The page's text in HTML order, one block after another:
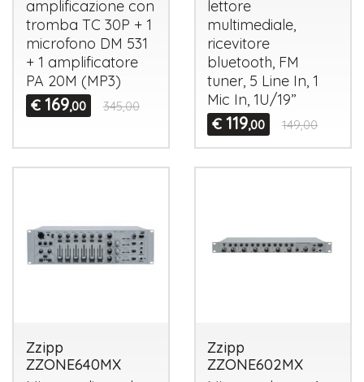
amplificazione con
tromba TC 30P + 1
microfono DM 531
+ 1 amplificatore
PA 20M (MP3)
€ 169,00 345,00
lettore
multimediale,
ricevitore
bluetooth, FM
tuner, 5 Line In, 1
Mic In, 1U/19’’
€ 119,00 149,00
Zzipp
ZZONE640MX
Zzipp
ZZONE602MX